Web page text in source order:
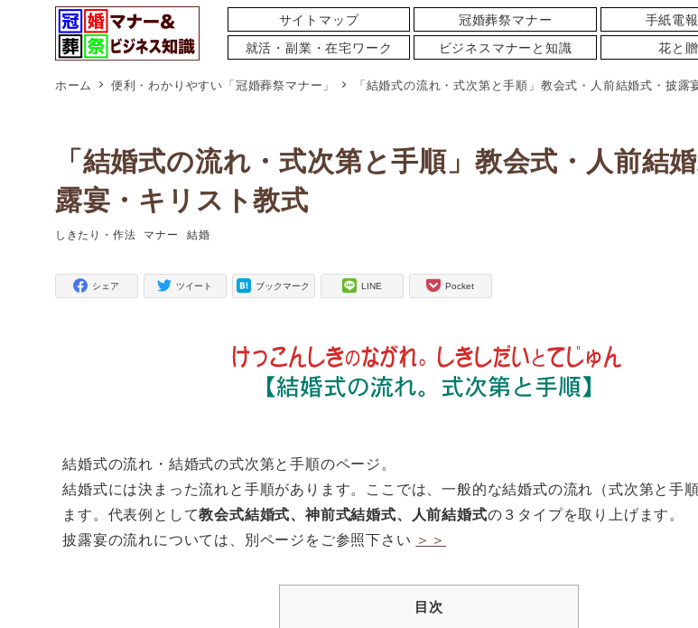
サイトマップ 冠婚葬祭マナー 手紙電
就活・副業・在宅ワーク
ビジネスマナーと知識 花と
ホーム 便利・わかりやすい「冠婚葬祭マナー」 「結婚式の流れ・式次第と手順」教会式・人前結婚式・披露
「結婚式の流れ・式次第と手順」教会式・人前結
露宴・キリスト教式
タグ
しきたり・作法
タグ
マナー
タグ
結婚
シェア ツイート ブックマーク LINE Pocket
結婚式の流れ・結婚式の式次第と手順のページ。
結婚式には決まった流れと手順があります。ここでは、一般的な結婚式の流れ（式次第と手
ます。代表例として教会式結婚式、神前式結婚式、人前結婚式の３タイプを取り上げます。
披露宴の流れについては、別ページをご参照下さい ＞＞
目次